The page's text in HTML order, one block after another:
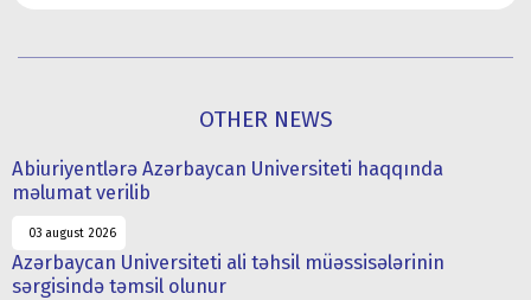
OTHER NEWS
Abiuriyentlərə Azərbaycan Universiteti haqqında
məlumat verilib
03 august 2026
Azərbaycan Universiteti ali təhsil müəssisələrinin
sərgisində təmsil olunur